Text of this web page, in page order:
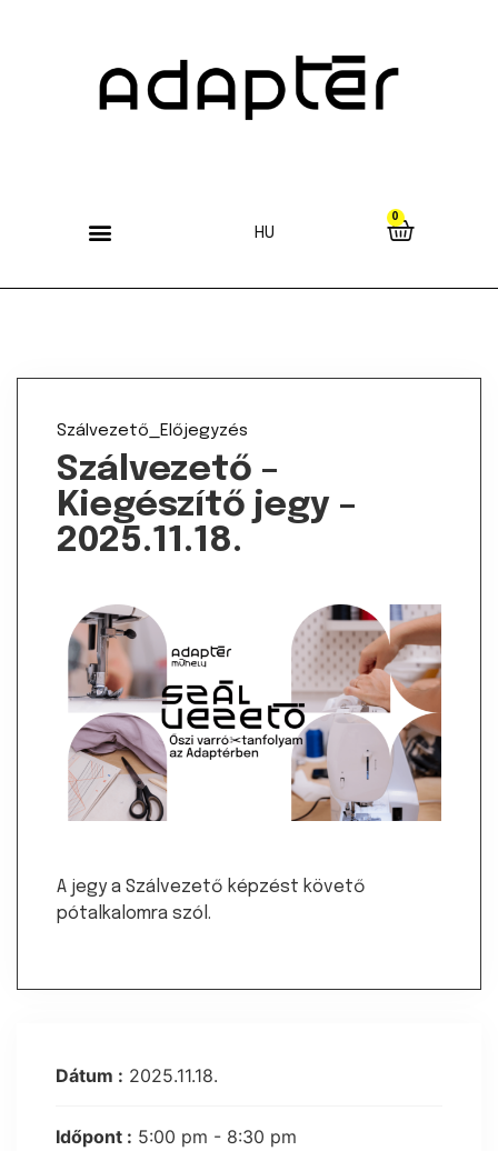
HU
0
Szálvezető_Előjegyzés
Szálvezető –
Kiegészítő jegy –
2025.11.18.
A jegy a Szálvezető képzést követő
pótalkalomra szól.
Dátum : 2025.11.18.
Időpont : 5:00 pm - 8:30 pm